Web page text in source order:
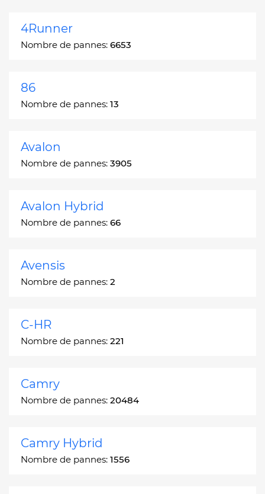
4Runner
Nombre de pannes: 6653
86
Nombre de pannes: 13
Avalon
Nombre de pannes: 3905
Avalon Hybrid
Nombre de pannes: 66
Avensis
Nombre de pannes: 2
C-HR
Nombre de pannes: 221
Camry
Nombre de pannes: 20484
Camry Hybrid
Nombre de pannes: 1556